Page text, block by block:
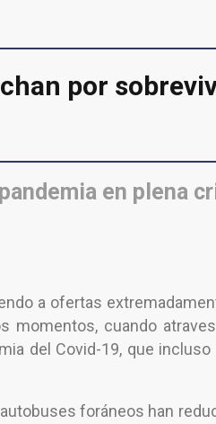
por
en plena
a ofertas
momentos, cuando
del Covid-19, que
foráneos han